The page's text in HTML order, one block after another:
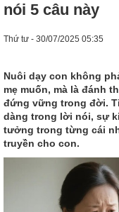
nói 5 câu này
Thứ tư - 30/07/2025 05:35
Nuôi dạy con không
mẹ muốn, mà là đánh
đứng vững trong đời.
dàng trong lời nói, sự
tưởng trong từng cái
truyền cho con.